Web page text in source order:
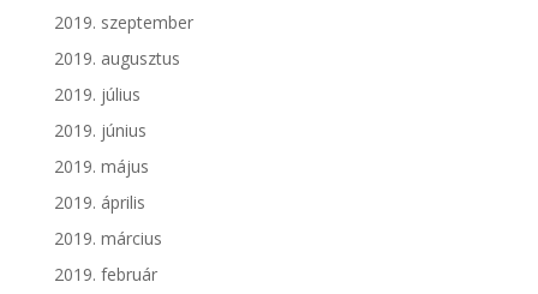
2019. szeptember
2019. augusztus
2019. július
2019. június
2019. május
2019. április
2019. március
2019. február